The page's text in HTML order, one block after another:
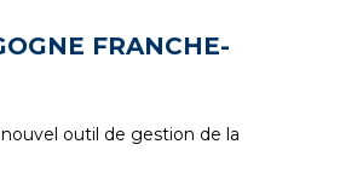
FRANCHE-
outil de gestion de la